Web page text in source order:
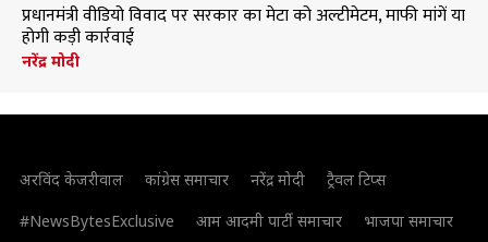
प्रधानमंत्री वीडियो विवाद पर सरकार का मेटा को अल्टीमेटम, माफी मांगें या
होगी कड़ी कार्रवाई
नरेंद्र मोदी
अरविंद केजरीवाल कांग्रेस समाचार नरेंद्र मोदी
ट्रैवल टिप्स
#NewsBytesExclusive
आम आदमी पार्टी समाचार
भाजपा समाचार